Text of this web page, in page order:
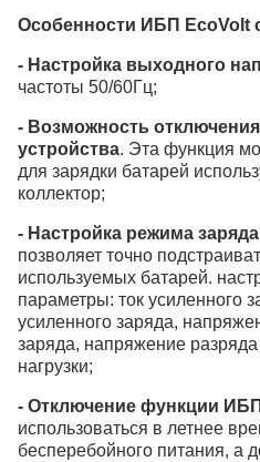
Особенности ИБП EcoVolt
- Настройка выходного
частоты 50/60Гц;
- Возможность
устройства. Эта функция
для зарядки батарей
коллектор;
- Настройка режима
позволяет точно
используемых батарей.
параметры: ток усиленного
усиленного заряда,
заряда, напряжение
нагрузки;
- Отключение функции ИБП
использоваться в летнее
бесперебойного питания, а